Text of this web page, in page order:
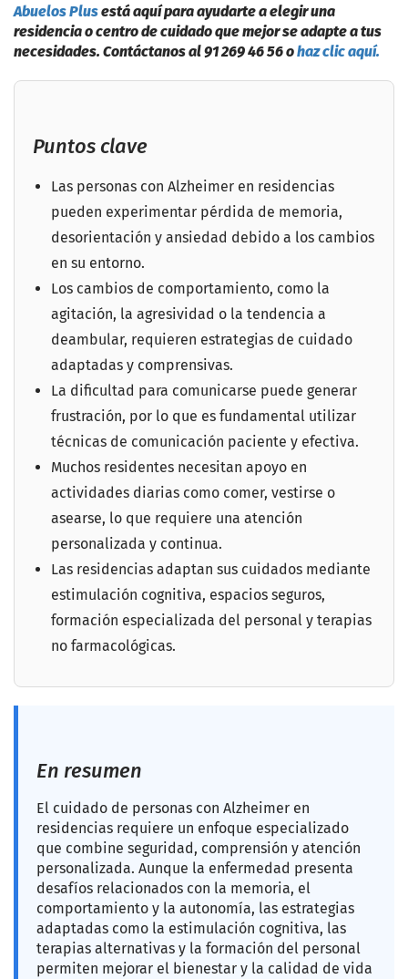
Abuelos Plusestá aquí para ayudarte a elegir una
residencia o centro de cuidado que mejor se adapte a tus
necesidades. Contáctanos al 91 269 46 56 ohaz clic aquí.
Puntos clave
Las personas con Alzheimer en residencias
pueden experimentar pérdida de memoria,
desorientación y ansiedad debido a los cambios
en su entorno.
Los cambios de comportamiento, como la
agitación, la agresividad o la tendencia a
deambular, requieren estrategias de cuidado
adaptadas y comprensivas.
La dificultad para comunicarse puede generar
frustración, por lo que es fundamental utilizar
técnicas de comunicación paciente y efectiva.
Muchos residentes necesitan apoyo en
actividades diarias como comer, vestirse o
asearse, lo que requiere una atención
personalizada y continua.
Las residencias adaptan sus cuidados mediante
estimulación cognitiva, espacios seguros,
formación especializada del personal y terapias
no farmacológicas.
En resumen
El cuidado de personas con Alzheimer en
residencias requiere un enfoque especializado
que combine seguridad, comprensión y atención
personalizada. Aunque la enfermedad presenta
desafíos relacionados con la memoria, el
comportamiento y la autonomía, las estrategias
adaptadas como la estimulación cognitiva, las
terapias alternativas y la formación del personal
permiten mejorar el bienestar y la calidad de vida